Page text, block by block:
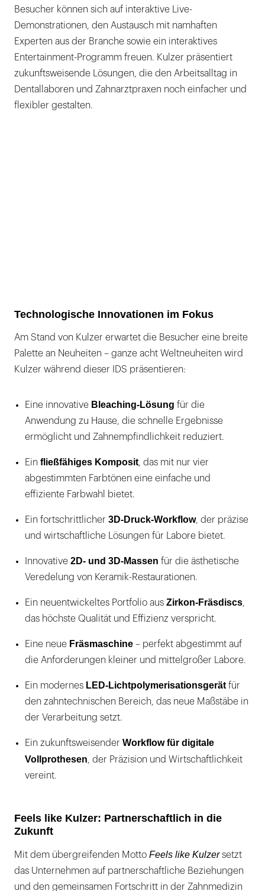
Besucher können sich auf interaktive Live-
Demonstrationen, den Austausch mit namhaften
Experten aus der Branche sowie ein interaktives
Entertainment-Programm freuen. Kulzer präsentiert
zukunftsweisende Lösungen, die den Arbeitsalltag in
Dentallaboren und Zahnarztpraxen noch einfacher und
flexibler gestalten.
Technologische Innovationen im Fokus
Am Stand von Kulzer erwartet die Besucher eine breite
Palette an Neuheiten – ganze acht Weltneuheiten wird
Kulzer während dieser IDS präsentieren:
Eine innovative Bleaching-Lösung für die
Anwendung zu Hause, die schnelle Ergebnisse
ermöglicht und Zahnempfindlichkeit reduziert.
Ein fließfähiges Komposit , das mit nur vier
abgestimmten Farbtönen eine einfache und
effiziente Farbwahl bietet.
Ein fortschrittlicher 3D-Druck-Workflow, der präzise
und wirtschaftliche Lösungen für Labore bietet.
Innovative 2D- und 3D-Massen für die ästhetische
Veredelung von Keramik-Restaurationen.
Ein neuentwickeltes Portfolio aus Zirkon-Fräsdiscs
das höchste Qualität und Effizienz verspricht.
Eine neue Fräsmaschine – perfekt abgestimmt auf
die Anforderungen kleiner und mittelgroßer Labore.
Ein modernes LED-Lichtpolymerisationsgerät für
den zahntechnischen Bereich, das neue Maßstäbe in
der Verarbeitung setzt.
Ein zukunftsweisender Workflow für digitale
Vollprothesen , der Präzision und Wirtschaftlichkeit
vereint.
Feels like Kulzer: Partnerschaftlich in die
Zukunft
Mit dem übergreifenden Motto Feels like Kulzersetzt
das Unternehmen auf partnerschaftliche Beziehungen
und den gemeinsamen Fortschritt in der Zahnmedizin